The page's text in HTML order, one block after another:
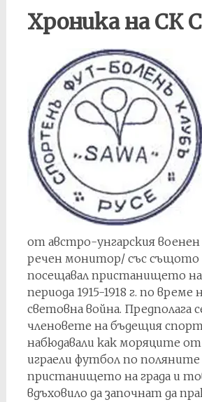
Хроника на СК
от австро-унгарския
речен монитор/ със същото
посещавал пристанището на
периода 1915-1918 г. по време
световна война. Предполага
членовете на бъдещия
набюдавали как моряците
играели футбол по поляните
пристанището на града и
вдъховило да започнат да